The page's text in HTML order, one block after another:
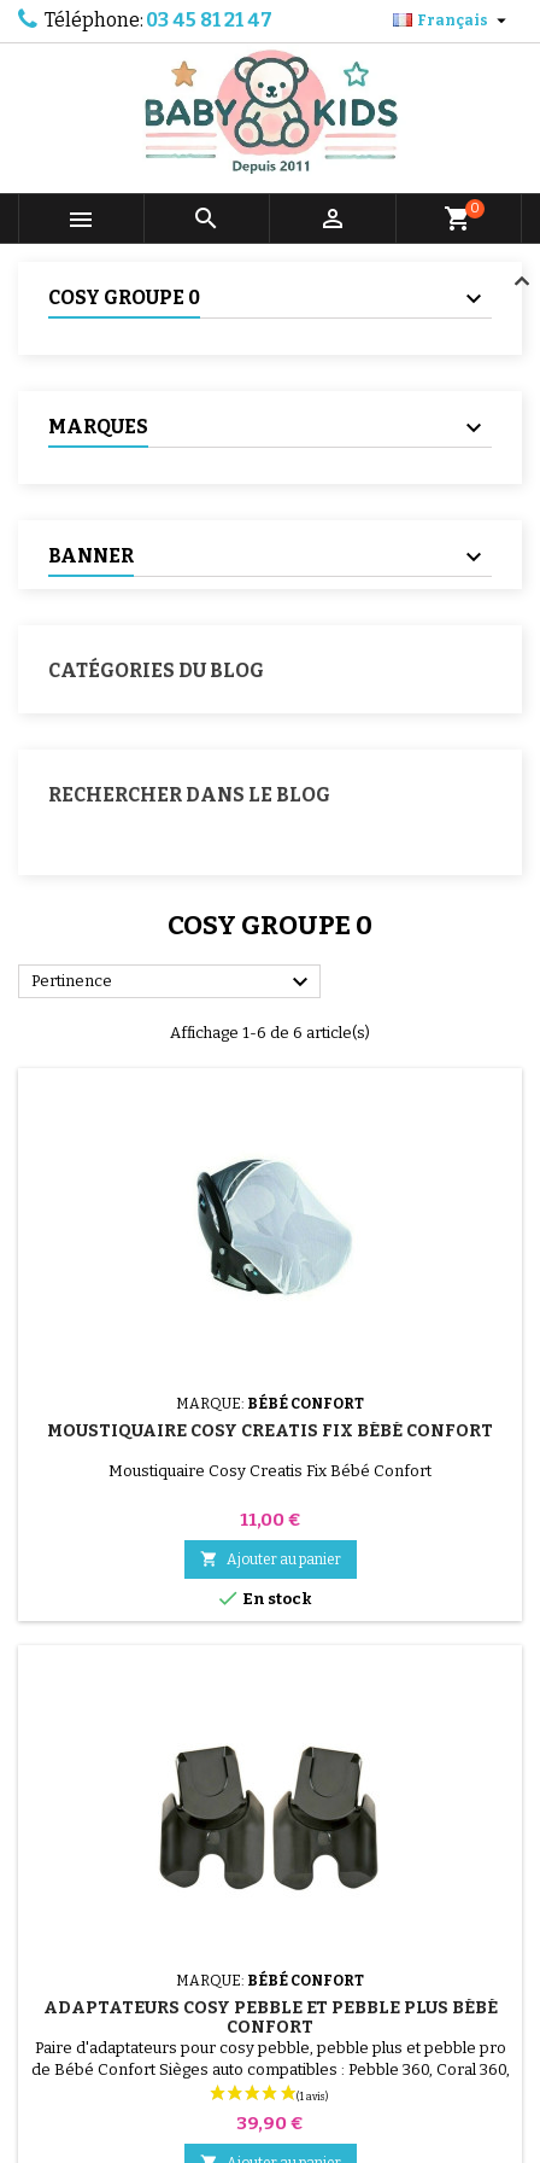
Téléphone: 03 45 81 21 47 Français 
   shopping_cart0
COSY GROUPE 0
MARQUES
BANNER
CATÉGORIES DU BLOG
RECHERCHER DANS LE BLOG
COSY GROUPE 0
Pertinence 
Affichage 1-6 de 6 article(s)
MARQUE: BÉBÉ CONFORT
MOUSTIQUAIRE COSY CREATIS FIX BÉBÉ CONFORT
Moustiquaire Cosy Creatis Fix Bébé Confort
Prix
11,00 €
 Ajouter au panier
 En stock
MARQUE: BÉBÉ CONFORT
ADAPTATEURS COSY PEBBLE ET PEBBLE PLUS BÉBÉ
CONFORT
Paire d'adaptateurs pour cosy pebble, pebble plus et pebble pro
de Bébé Confort Sièges auto compatibles : Pebble 360, Coral 360,
Coral, Tinca, Marble, Rock, CabrioFix, Pebble Plus, Pebble Pro,
Prix
39,90 €